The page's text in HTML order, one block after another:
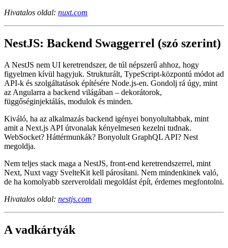
iparági lendület továbbra is gyakran React-centrikus. De a
Vuelandban a Nuxt a király.
Hivatalos oldal:nuxt.com
NestJS: Backend Swaggerrel (szó szerint)
A NestJS nem UI keretrendszer, de túl népszerű ahhoz, hogy
figyelmen kívül hagyjuk. Strukturált, TypeScript-központú módot ad
az Angularra a backend világában – dekorátorok,
függőséginjektálás, modulok és minden.
Kiváló, ha az alkalmazás backend igényei bonyolultabbak, mint
WebSocket? Háttérmunkák? Bonyolult GraphQL API? Nest
megoldja.
Next, Nuxt vagy SvelteKit kell párosítani. Nem mindenkinek való,
de ha komolyabb szerveroldali megoldást épít, érdemes megfontolni.
Hivatalos oldal:nestjs.com